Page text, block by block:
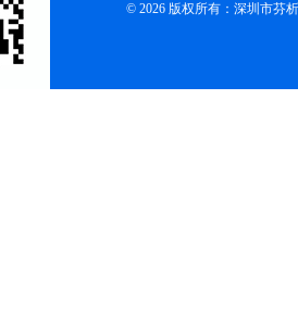
© 2026 版权所有：深圳市芬